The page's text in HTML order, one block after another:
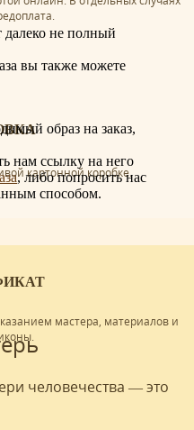
картонной коробке.
мастера, материалов и
не полный
вы также можете
образ на заказ,
нам ссылку на него
, либо попросить нас
способом.
человечества — это